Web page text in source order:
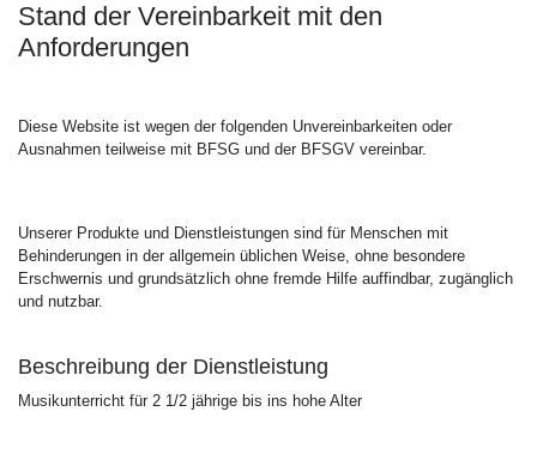
Stand der Vereinbarkeit mit den
Anforderungen
Diese Website ist wegen der folgenden Unvereinbarkeiten oder
Ausnahmen teilweise mit BFSG und der BFSGV vereinbar.
Unserer Produkte und Dienstleistungen sind für Menschen mit
Behinderungen in der allgemein üblichen Weise, ohne besondere
Erschwernis und grundsätzlich ohne fremde Hilfe auffindbar, zugänglich
und nutzbar.
Beschreibung der Dienstleistung
Musikunterricht für 2 1/2 jährige bis ins hohe Alter